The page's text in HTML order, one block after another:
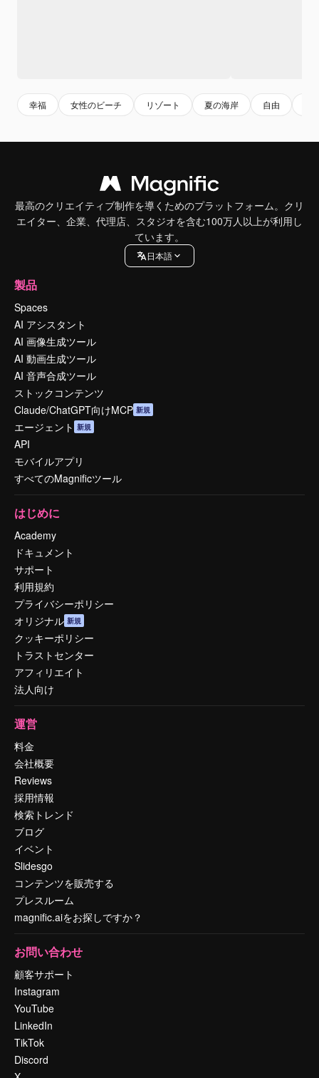
幸福 女性のビーチ リゾート 夏の海岸 自由
最高のクリエイティブ制作を導くためのプラットフォーム。クリ
エイター、企業、代理店、スタジオを含む100万人以上が利用し
ています。
日本語
製品
Spaces
AI アシスタント
AI 画像生成ツール
AI 動画生成ツール
AI 音声合成ツール
ストックコンテンツ
Claude/ChatGPT向けMCP 新規
エージェント 新規
API
モバイルアプリ
すべてのMagnificツール
はじめに
Academy
ドキュメント
サポート
利用規約
プライバシーポリシー
オリジナル 新規
クッキーポリシー
トラストセンター
アフィリエイト
法人向け
運営
料金
会社概要
Reviews
採用情報
検索トレンド
ブログ
イベント
Slidesgo
コンテンツを販売する
プレスルーム
magnific.aiをお探しですか？
お問い合わせ
顧客サポート
Instagram
YouTube
LinkedIn
TikTok
Discord